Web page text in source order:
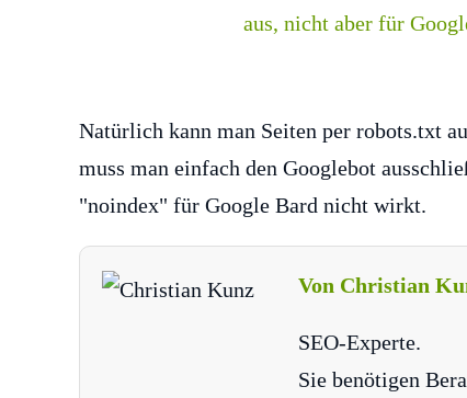
Natürlich kann man Seiten per robots.txt
muss man einfach den Googlebot
"noindex" für Google Bard nicht wirkt.
Von Christian
SEO-Experte.
Sie benötigen